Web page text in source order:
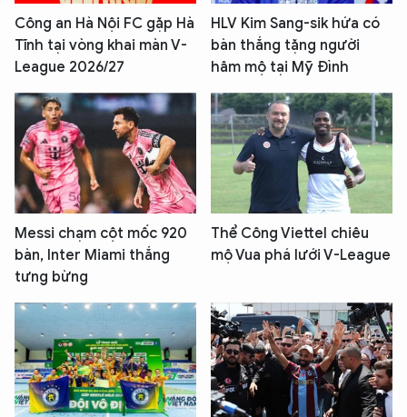
Công an Hà Nội FC gặp Hà
Tĩnh tại vòng khai màn V-
League 2026/27
HLV Kim Sang-sik hứa có
bàn thắng tặng người
hâm mộ tại Mỹ Đình
Messi chạm cột mốc 920
bàn, Inter Miami thắng
tưng bừng
Thể Công Viettel chiêu
mộ Vua phá lưới V-League